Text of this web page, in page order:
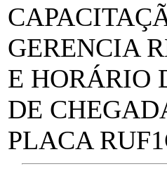
GERENCIA
E HORÁRIO
DE
PLACA